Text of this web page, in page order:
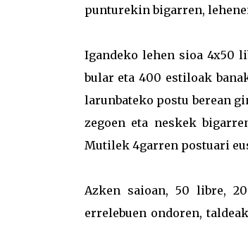
punturekin bigarren,
Igandeko lehen sioa 4x50
bular eta 400 estiloak
larunbateko postu berean
zegoen eta neskek
Mutilek 4garren postuari
Azken saioan, 50 libre,
errelebuen ondoren,